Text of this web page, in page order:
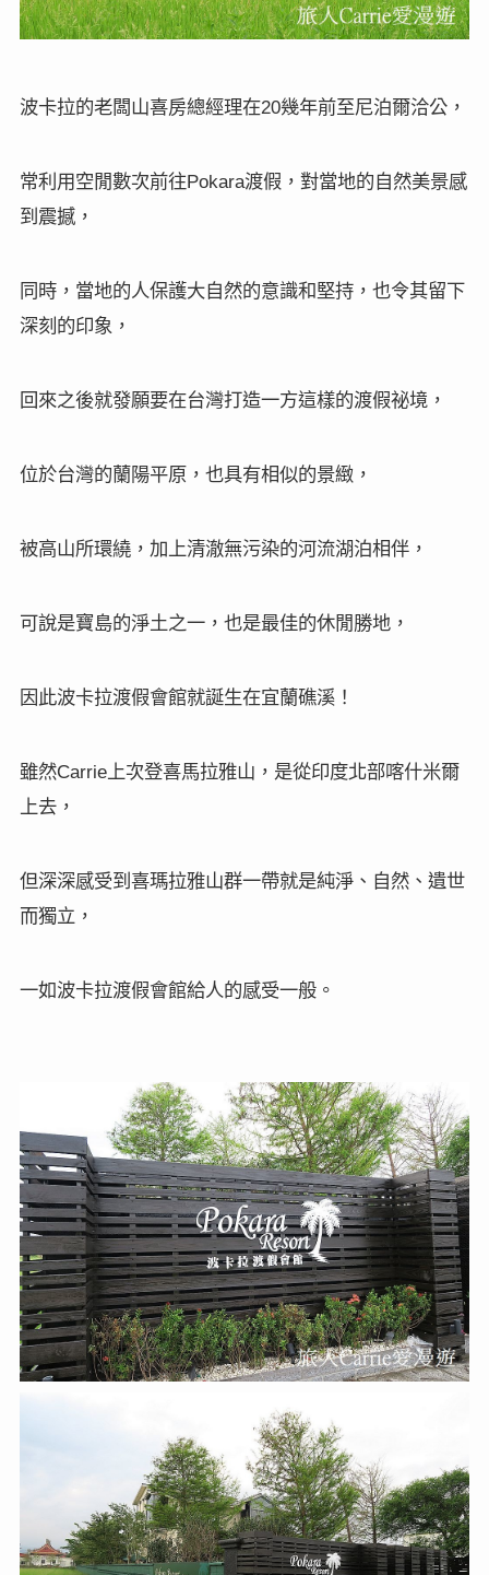
波卡拉的老闆山喜房總經理在20幾年前至尼泊爾洽公，
常利用空閒數次前往Pokara渡假，對當地的自然美景感
到震撼，
同時，當地的人保護大自然的意識和堅持，也令其留下
深刻的印象，
回來之後就發願要在台灣打造一方這樣的渡假祕境，
位於台灣的蘭陽平原，也具有相似的景緻，
被高山所環繞，加上清澈無污染的河流湖泊相伴，
可說是寶島的淨土之一，也是最佳的休閒勝地，
因此波卡拉渡假會館就誕生在宜蘭礁溪！
雖然Carrie上次登喜馬拉雅山，是從印度北部喀什米爾
上去，
但深深感受到喜瑪拉雅山群一帶就是純淨、自然、遺世
而獨立，
一如波卡拉渡假會館給人的感受一般。